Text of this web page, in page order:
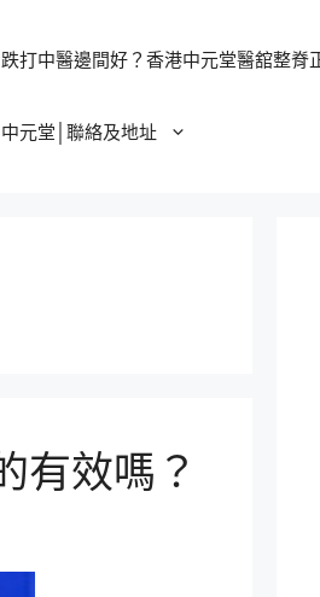
跌打中醫邊間好？香港中元堂醫舘整脊
中元堂│聯絡及地址
有效嗎？